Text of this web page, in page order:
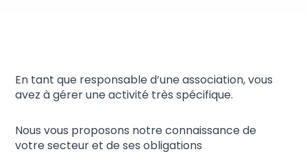
En tant que responsable d’une association, vous
avez à gérer une activité très spécifique.
Nous vous proposons notre connaissance de
votre secteur et de ses obligations